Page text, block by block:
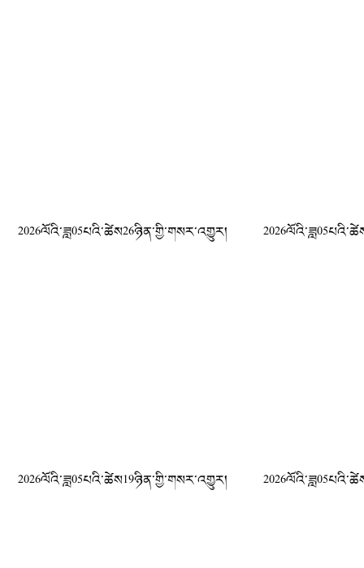
2026ལོའི་ཟླ05པའི་ཚེས26ཉིན་གྱི་གསར་འགྱུར།
2026ལོའི་ཟླ05པའི་ཚེས19ཉིན་གྱི་གསར་འགྱུར།